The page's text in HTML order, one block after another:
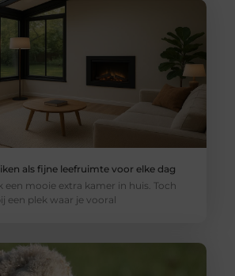
als fijne leefruimte voor elke dag
een mooie extra kamer in huis. Toch
een plek waar je vooral